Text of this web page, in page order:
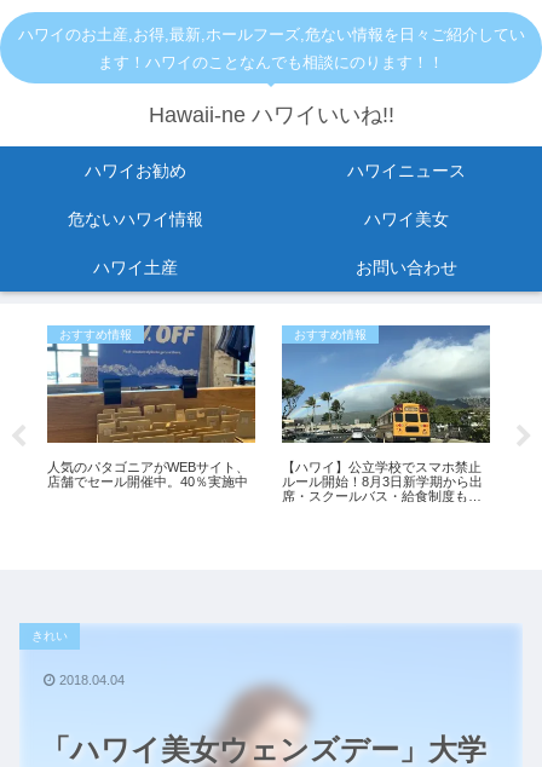
ハワイのお土産,お得,最新,ホールフーズ,危ない情報を日々ご紹介してい
ます！ハワイのことなんでも相談にのります！！
Hawaii-ne ハワイいいね!!
ハワイお勧め ハワイニュース
危ないハワイ情報 ハワイ美女
ハワイ土産 お問い合わせ
おすすめ情報
人気のパタゴニアがWEBサイト、
店舗でセール開催中。40％実施中
おすすめ情報
【ハワイ】公立学校でスマホ禁止
ルール開始！8月3日新学期から出
席・スクールバス・給食制度も変
「ハワイ美女ウェンズデー」大学
きれい
2018.04.04